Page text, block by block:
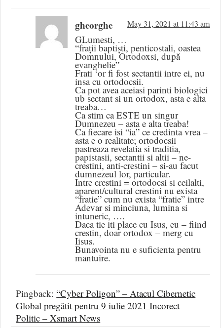
gheorghe May 31, 2021 at 11:43 am
GLumesti, …
“frații baptiști, penticostali, oastea
Domnului, Ortodoxsi, după
evanghelie”
Frati ‘or fi fost sectantii intre ei, nu
insa cu ortodocsii.
Ca pot avea aceiasi parinti biologici
ub sectant si un ortodox, asta e alta
treaba…
Ca stim ca ESTE un singur
Dumnezeu – asta e alta treaba!
Ca fiecare isi “ia” ce credinta vrea –
asta e o realitate; ortodocsii
pastreaza revelatia si traditia,
papistasii, sectantii si altii – ne-
crestini, anti-crestini – si-au facut
dumnezeul lor, particular.
Intre crestini = ortodocsi si ceilalti,
aparent/cultural crestini nu exista
“fratie” cum nu exista “fratie” intre
Adevar si minciuna, lumina si
intuneric, ….
Daca tie iti place cu Isus, eu – fiind
crestin, doar ortodox – merg cu
Iisus.
Bunavointa nu e suficienta pentru
mantuire.
Pingback: “Cyber Poligon” – Atacul Cibernetic
Global pregătit pentru 9 iulie 2021 Incorect
Politic – Xsmart News